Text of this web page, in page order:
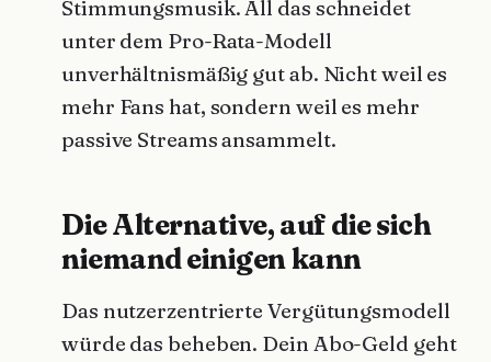
Stimmungsmusik. All das schneidet
unter dem Pro-Rata-Modell
unverhältnismäßig gut ab. Nicht weil es
mehr Fans hat, sondern weil es mehr
passive Streams ansammelt.
Die Alternative, auf die sich
niemand einigen kann
Das nutzerzentrierte Vergütungsmodell
würde das beheben. Dein Abo-Geld geht